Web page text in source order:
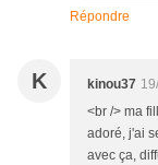
Répondre
K kinou37
<br /> ma
adoré, j'ai
avec ça,